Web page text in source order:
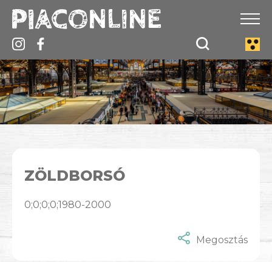
ZÖLDBORSÓ
0;0;0;0;1980-2000
Megosztás